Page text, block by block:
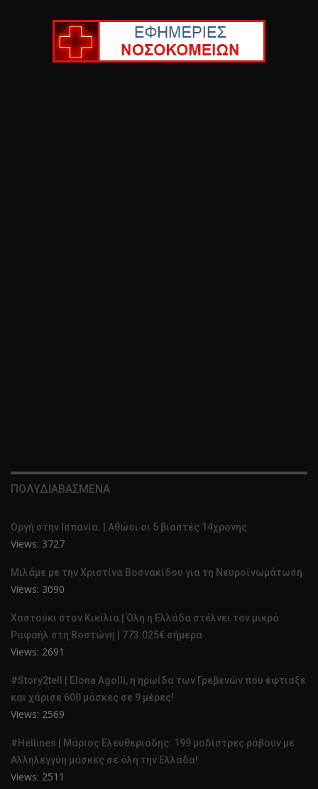
ΠΟΛΥΔΙΑΒΑΣΜΕΝΑ
Οργή στην Ισπανία. | Αθώοι οι 5 βιαστές 14χρονης
Views: 3727
Μιλάμε με την Χριστίνα Βοσνακίδου για τη Νευροϊνωμάτωση
Views: 3090
Χαστούκι στον Κικίλια | Όλη η Ελλάδα στέλνει τον μικρό
Ραφαήλ στη Βοστώνη | 773.025€ σήμερα
Views: 2691
#Story2tell | Elona Agolli, η ηρωίδα των Γρεβενών που έφτιαξε
και χάρισε 600 μάσκες σε 9 μέρες!
Views: 2569
#Hellines | Μάριος Ελευθεριάδης: 199 μοδίστρες ράβουν με
Αλληλεγγύη μάσκες σε όλη την Ελλάδα!
Views: 2511